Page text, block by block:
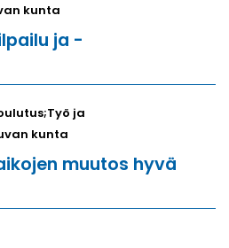
kunta
ja -
ja
kunta
muutos hyvä